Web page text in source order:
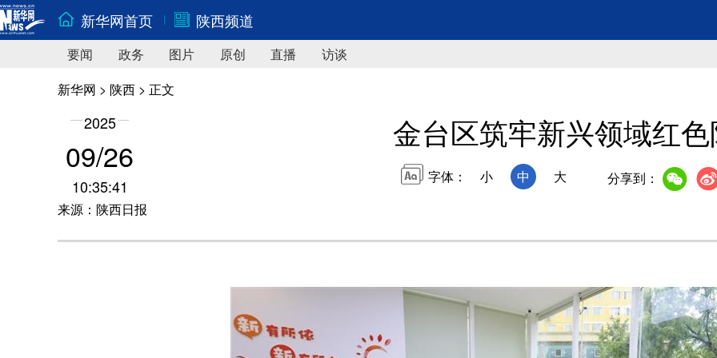
新华网首页 陕西频道
要闻 政务 图片 原创 直播
访谈
新华网 > 陕西 > 正文
2025
09/26
10:35:41
来源：陕西日报
金台区筑牢新兴领域红
字体： 小 中 大 分享到：